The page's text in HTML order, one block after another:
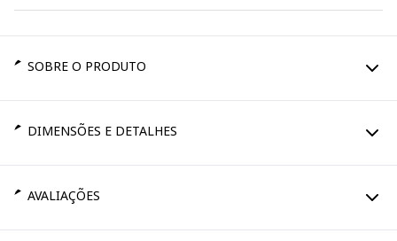
SOBRE O PRODUTO
DIMENSÕES E DETALHES
AVALIAÇÕES